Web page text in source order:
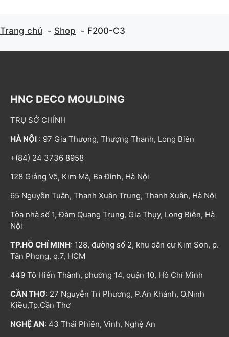
Trang chủ Shop F200-C3
HNC DECO MOULDING
TRỤ SỞ CHÍNH
HÀ NỘI : 97 Gia Thượng, Thượng Thanh, Long Biên
+(84) 24 3736 8958
128 Giảng Võ, Kim Mã, Ba Đình, Hà Nội
65 Nguyễn Tuân, Thanh Xuân Trung, Thanh Xuân, Hà Nội
Tòa nhà số 1, Đàm Quang Trung, Gia Thụy, Long Biên, Hà
Nội
TP.HỒ CHÍ MINH: 128, đường số 2, khu dân cư Kim Sơn, p.
Tân Phong, q.7, HCM
449 Tô Hiến Thành, phường 14, quận 10, Hồ Chí Minh
CẦN THƠ: 27 Nguyễn Tri Phương, P.An Khánh, Q.Ninh
Kiều,Tp.Cần Thơ
NGHỆ AN: 43 Thái Phiên, Vinh, Nghệ An